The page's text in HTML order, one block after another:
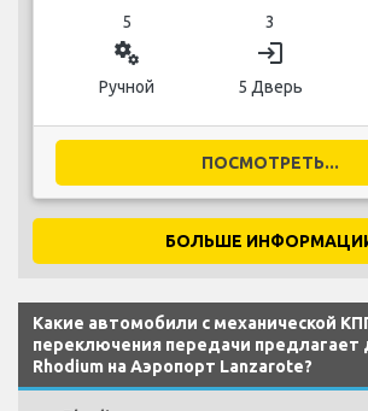
5 3
miscellaneous_services
Ручной
login
5 Дверь
ПОСМОТРЕТЬ...
БОЛЬШЕ
Какие автомобили с механической
переключения передачи предлагает
Rhodium на Аэропорт Lanzarote?